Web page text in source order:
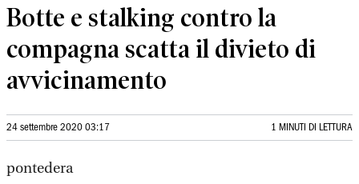
Botte e stalking contro la
compagna scatta il divieto di
avvicinamento
24 settembre 2020 03:17 1 MINUTI DI LETTURA
pontedera